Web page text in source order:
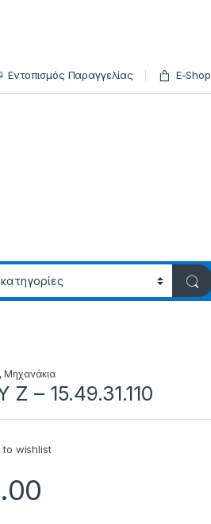
Εντοπισμός Παραγγελίας E-Shop
, Μηχανάκια
Z – 15.49.31.110
to wishlist